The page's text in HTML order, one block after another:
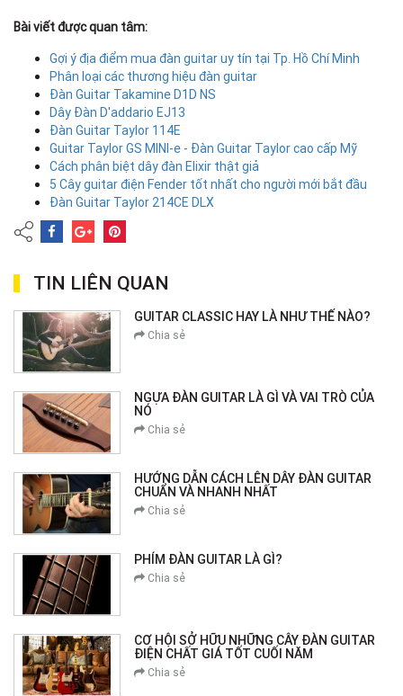
Bài viết được quan tâm:
Gợi ý địa điểm mua đàn guitar uy tín tại Tp. Hồ Chí Minh
Phân loại các thương hiệu đàn guitar
Đàn Guitar Takamine D1D NS
Dây Đàn D'addario EJ13
Đàn Guitar Taylor 114E
Guitar Taylor GS MINI-e - Đàn Guitar Taylor cao cấp Mỹ
Cách phân biệt dây đàn Elixir thật giả
5 Cây guitar điện Fender tốt nhất cho người mới bắt đầu
Đàn Guitar Taylor 214CE DLX
TIN LIÊN QUAN
GUITAR CLASSIC HAY LÀ NHƯ THẾ NÀO?
Chia sẻ
NGỰA ĐÀN GUITAR LÀ GÌ VÀ VAI TRÒ CỦA
NÓ
Chia sẻ
HƯỚNG DẪN CÁCH LÊN DÂY ĐÀN GUITAR
CHUẨN VÀ NHANH NHẤT
Chia sẻ
PHÍM ĐÀN GUITAR LÀ GÌ?
Chia sẻ
CƠ HỘI SỞ HỮU NHỮNG CÂY ĐÀN GUITAR
ĐIỆN CHẤT GIÁ TỐT CUỐI NĂM
Chia sẻ